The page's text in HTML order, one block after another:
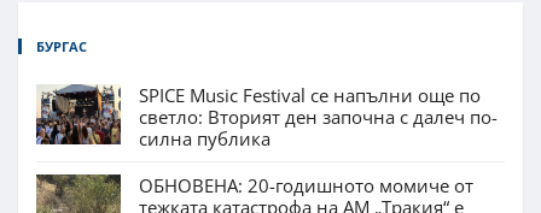
БУРГАС
SPICE Music Festival се напълни още по
светло: Вторият ден започна с далеч по-
силна публика
ОБНОВЕНА: 20-годишното момиче от
тежката катастрофа на АМ „Тракия“ е